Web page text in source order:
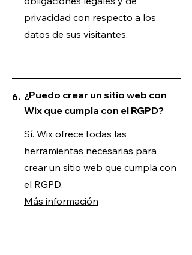
privacidad con respecto a los
datos de sus visitantes.
6. ¿Puedo crear un sitio web con
Wix que cumpla con el RGPD?
Sí. Wix ofrece todas las
herramientas necesarias para
crear un sitio web que cumpla con
el RGPD.
Más información